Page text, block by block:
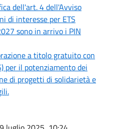
dell'art. 4 dell'Avviso
di interesse per ETS
sono in arrivo i PIN
a titolo gratuito con
per il potenziamento dei
di progetti di solidarietà e